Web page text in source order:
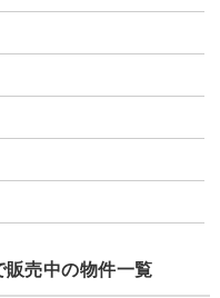
売中の物件一覧